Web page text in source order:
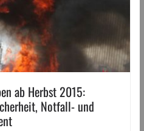
ab Herbst 2015:
Notfall- und